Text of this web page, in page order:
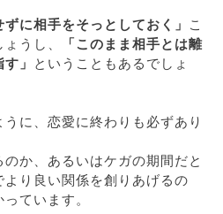
ずに相手をそっとしておく」
こ
うし、
「このまま相手とは離
」
ということもあるでしょ
に、恋愛に終わりも必ずあり
か、あるいはケガの期間だと
り良い関係を創りあげるの
ています。